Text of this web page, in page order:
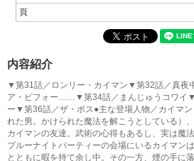
頁
内容紹介
▼第31話／ロンリー・カイマン▼第32話／真夜
ア・ビフォー……▼第34話／まんじゅうコワイ
ー▼第36話／ザ・ボス●主な登場人物／カイマ
れた男。かけられた魔法を解こうとしている）
カイマンの友達。武術の心得もあるし、実は魔
ブルーナイトパーティーの会場にいるカイマン
とともに暇を持て余し中。その一方、煙の手に